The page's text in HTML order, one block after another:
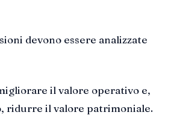
devono essere analizzate
il valore operativo e,
ridurre il valore patrimoniale.